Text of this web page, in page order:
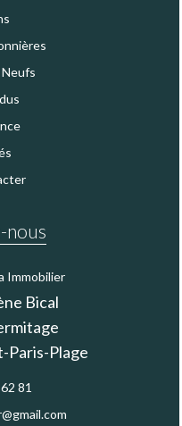
nous
Immobilier
Bical
Paris-Plage
81